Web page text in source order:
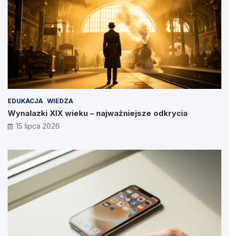
EDUKACJA WIEDZA
Wynalazki XIX wieku – najważniejsze odkrycia
15 lipca 2026